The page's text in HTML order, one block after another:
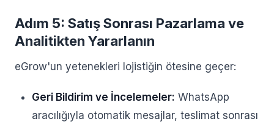
Adım 5: Satış Sonrası Pazarlama ve
Analitikten Yararlanın
eGrow'un yetenekleri lojistiğin ötesine geçer:
Geri Bildirim ve İncelemeler: WhatsApp
aracılığıyla otomatik mesajlar, teslimat sonrası